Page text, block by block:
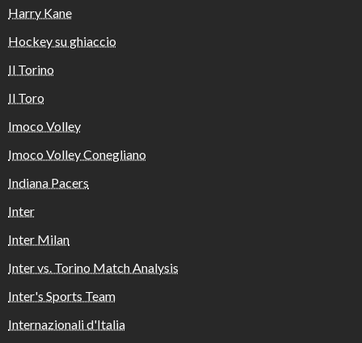
Harry Kane
Hockey su ghiaccio
Il Torino
Il Toro
Imoco Volley
Imoco Volley Conegliano
Indiana Pacers
Inter
Inter Milan
Inter vs. Torino Match Analysis
Inter's Sports Team
Internazionali d'Italia